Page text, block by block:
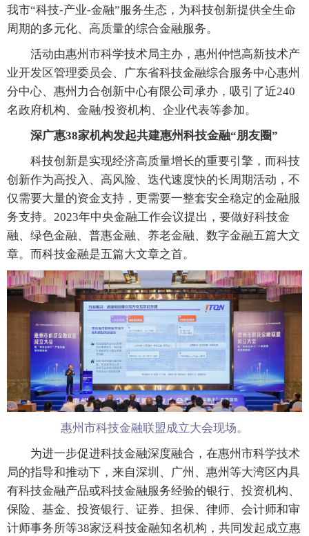
我市“科技-产业-金融”服务生态，为科技创新提供全生命
周期的多元化、高质量的综合金融服务。
活动由惠州市科学技术局主办，惠州仲恺高新技术产
业开发区管理委员会、广东省科技金融综合服务中心惠州
分中心、惠州力合创新中心有限公司承办，吸引了近240
名政府机构、金融/投资机构、企业代表等参加。
深广惠38家机构发起共建惠州科技金融“朋友圈”
科技创新是实现经济高质量增长的重要引擎，而科技
创新作为高投入、高风险、迭代速度快的长周期活动，不
仅需要大量的资金支持，更需要一整套安全稳定的金融服
务支持。2023年中央金融工作会议提出，要做好科技金
融、绿色金融、普惠金融、养老金融、数字金融五篇大文
章。而科技金融是五篇大文章之首。
惠州市科技金融联盟成立大会现场。
为进一步促进科技金融深度融合，在惠州市科学技术
局的指导和推动下，来自深圳、广州、惠州等大湾区内具
有科技金融产品或科技金融服务经验的银行、投资机构、
保险、基金、投资银行、证券、担保、律师、会计师和审
计师事务所等38家泛科技金融知名机构，共同发起成立惠